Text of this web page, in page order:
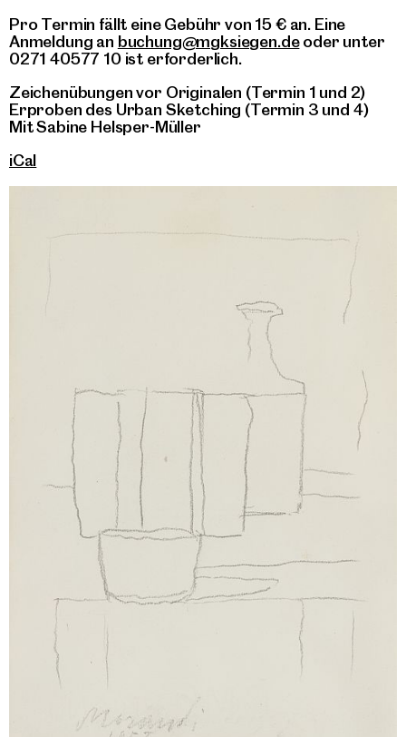
Pro Termin fällt eine Gebühr von 15 € an. Eine
Anmeldung an buchung@mgksiegen.deoder unter
0271 40577 10 ist erforderlich.
Zeichenübungen vor Originalen (Termin 1 und 2)
Erproben des Urban Sketching (Termin 3 und 4)
Mit Sabine Helsper-Müller
iCal